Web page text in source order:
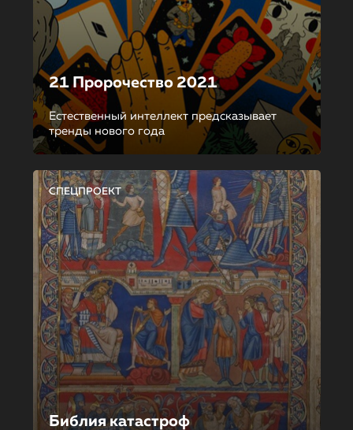
21 Пророчество 2021
Естественный интеллект предсказывает
тренды нового года
СПЕЦПРОЕКТ
Библия катастроф